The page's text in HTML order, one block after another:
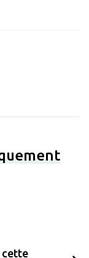
cette